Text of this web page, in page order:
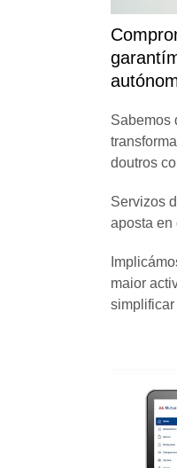
Sabemos
doutros
Servizos
aposta en
maior
simplificar